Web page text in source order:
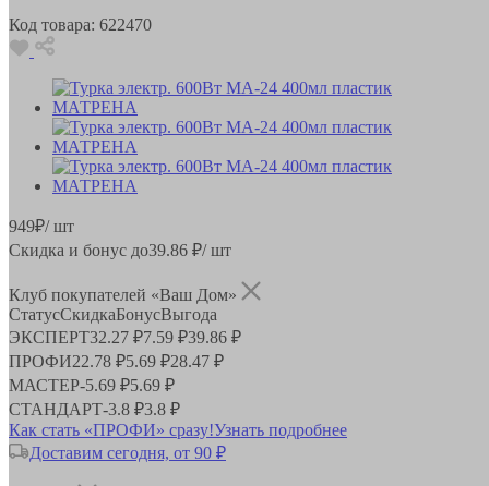
Код товара: 622470
949₽/ шт
Скидка и бонус до39.86 ₽/ шт
Клуб покупателей «Ваш Дом»
СтатусСкидкаБонусВыгода
ЭКСПЕРТ32.27 ₽7.59 ₽39.86 ₽
ПРОФИ22.78 ₽5.69 ₽28.47 ₽
МАСТЕР-5.69 ₽5.69 ₽
СТАНДАРТ-3.8 ₽3.8 ₽
Как стать «ПРОФИ» сразу!Узнать подробнее
Доставим сегодня, от 90 ₽